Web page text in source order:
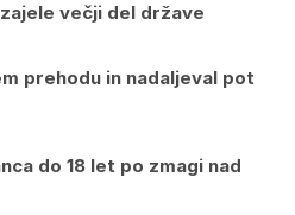
večji del države
prehodu in nadaljeval pot
do 18 let po zmagi nad